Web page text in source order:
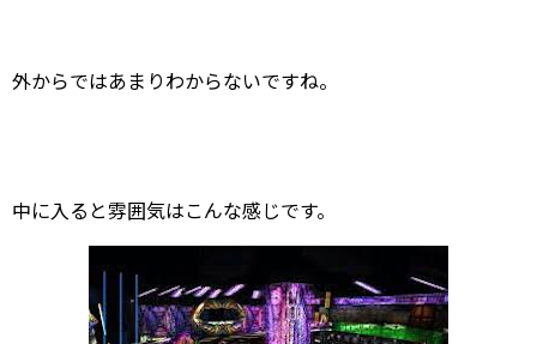
外からではあまりわからないですね。
中に入ると雰囲気はこんな感じです。